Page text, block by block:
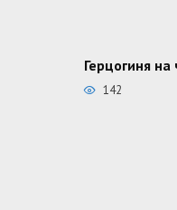
Герцогиня
142